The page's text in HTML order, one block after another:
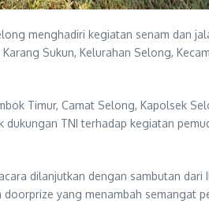
menghadiri kegiatan senam dan
Sukun, Kelurahan Selong,
Timur, Camat Selong, Kapolsek
TNI terhadap kegiatan
dilanjutkan dengan sambutan
yang menambah semangat